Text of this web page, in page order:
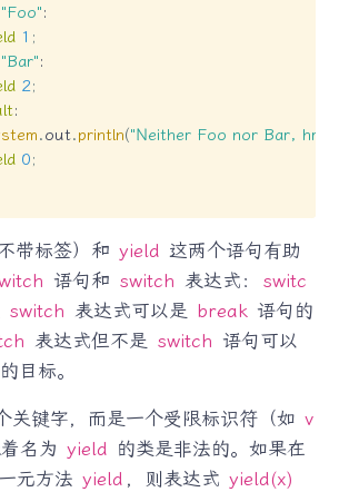
"Foo":
1 ;
"Bar":
2;
:
.out.println("Neither Foo nor Bar,
0;
带标签）和 yield 这两个语句有助
语句和 switch 表达式：
switc
switch 表达式可以是 break 语句的
表达式但不是 switch 语句可以
目标。
关键字，而是一个受限标识符（如 v
名为 yield 的类是非法的。如果在
元方法 yield ，则表达式 yield(x)